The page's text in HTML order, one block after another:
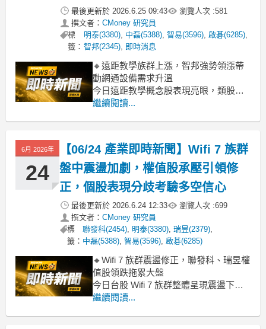
最後更新於 2026.6.25 09:43 瀏覽人次 :581
撰文者： CMoney 研究員
標
籤：
明泰(3380), 中磊(5388),智易(3596),啟碁(6285),
智邦(2345), 即時消息
🔸遠距教學族群上漲，智邦強勢領漲帶
動網通設備需求升溫
今日遠距教學概念股表現亮眼，類股漲
幅達4.37%，其中網通龍頭智邦(2345)率
(5388)、智易(3596)等個股亦穩步上揚，
但也有部分個股呈現震盪或小幅拉回，
顯示買盤主
繼續閱讀...
6月 2026年
24
【06/24 產業即時新聞】Wifi 7 族群
盤中震盪加劇，權值股承壓引領修
正，個股表現分歧考驗多空信心
最後更新於 2026.6.24 12:33 瀏覽人次 :699
撰文者： CMoney 研究員
標
籤：
聯發科(2454), 明泰(3380),瑞昱(2379),
中磊(5388),智易(3596),啟碁(6285)
🔸Wifi 7 族群震盪修正，聯發科、瑞昱權
值股領跌拖累大盤
今日台股 Wifi 7 族群整體呈現震盪下
修，類股跌幅達到 5.46%，主要受權值
繼續閱讀...